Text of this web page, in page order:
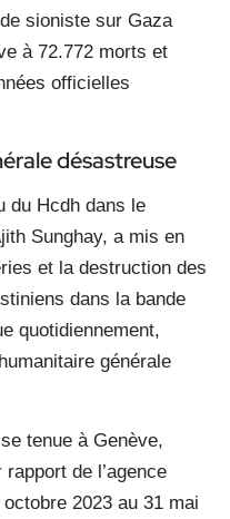
sioniste sur Gaza
à 72.772 morts et
officielles
désastreuse
du Hcdh dans le
Sunghay, a mis en
et la destruction des
dans la bande
quotidiennement,
générale
tenue à Genève,
de l’agence
2023 au 31 mai